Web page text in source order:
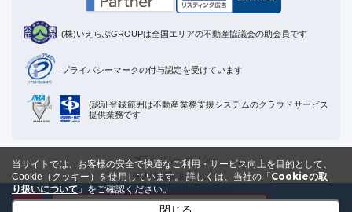
メールで資料を受け取る
(株)いえらぶGROUPは全国エリアの不動産協議会の助会員です
プライバシーマークの付与認定を受けています
(認証登録範囲は不動産業務支援システムのクラウドサービス
提供業務です
プライバシーポリシー
個人情報取扱について
Cookieの取り扱いについて
運営会社
当サイトでは、お客様の安全で快適なご利用・サービス向上を目的として、
Cookie（クッキー）を使用しています。 詳しくは、当社の「 Cookieの取
り扱いについて 」をご確認ください。